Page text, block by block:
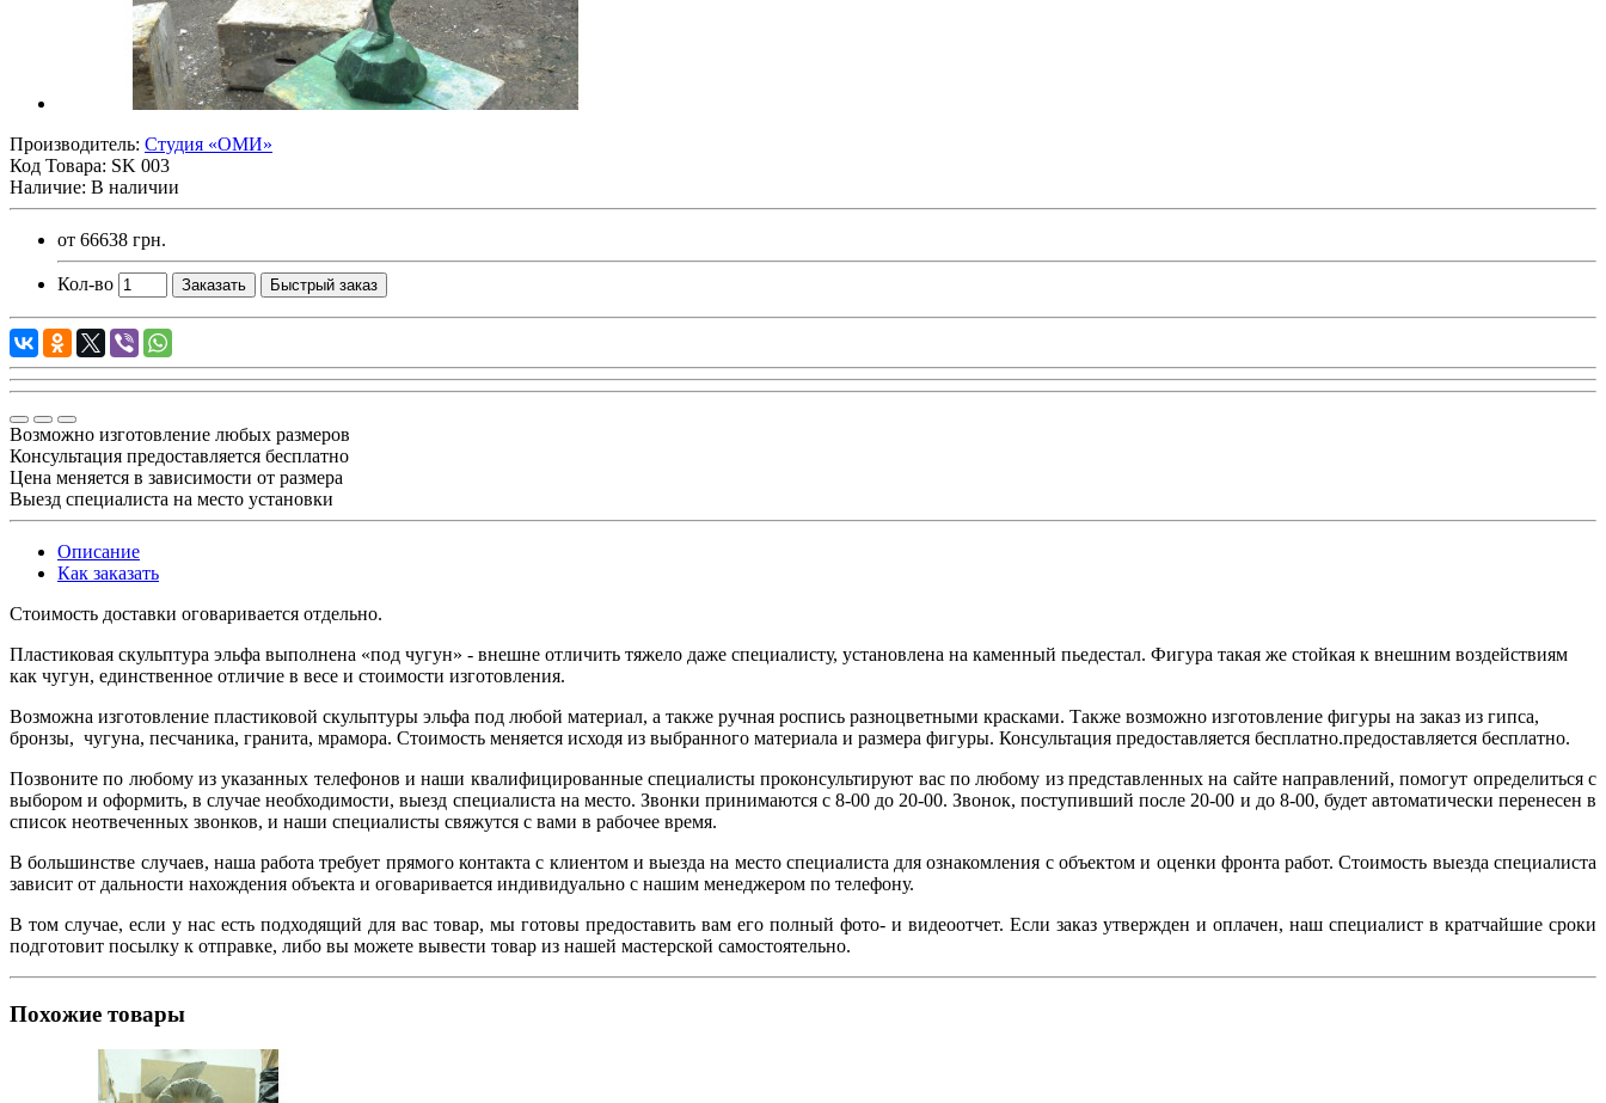
Производитель: Студия «ОМИ»
Код Товара: SK 003
Наличие: В наличии
от 66638 грн.
Кол-во Заказать Быстрый заказ
Возможно изготовление любых размеров
Консультация предоставляется бесплатно
Цена меняется в зависимости от размера
Выезд специалиста на место установки
Описание
Как заказать
Стоимость доставки оговаривается отдельно.
Пластиковая скульптура эльфа выполнена «под чугун» - внешне отличить тяжело даже специалисту, установлена на каменный пьедестал. Фигура такая же стойкая к внешним воздействиям
как чугун, единственное отличие в весе и стоимости изготовления.
Возможна изготовление пластиковой скульптуры эльфа под любой материал, а также ручная роспись разноцветными красками. Также возможно изготовление фигуры на заказ из гипса,
бронзы, чугуна, песчаника, гранита, мрамора. Стоимость меняется исходя из выбранного материала и размера фигуры. Консультация предоставляется бесплатно.предоставляется бесплатно.
Позвоните по любому из указанных телефонов и наши квалифицированные специалисты проконсультируют вас по любому из представленных на сайте направлений, помогут определиться с
выбором и оформить, в случае необходимости, выезд специалиста на место. Звонки принимаются с 8-00 до 20-00. Звонок, поступивший после 20-00 и до 8-00, будет автоматически перенесен в
список неотвеченных звонков, и наши специалисты свяжутся с вами в рабочее время.
В большинстве случаев, наша работа требует прямого контакта с клиентом и выезда на место специалиста для ознакомления с объектом и оценки фронта работ. Стоимость выезда специалиста
зависит от дальности нахождения объекта и оговаривается индивидуально с нашим менеджером по телефону.
В том случае, если у нас есть подходящий для вас товар, мы готовы предоставить вам его полный фото- и видеоотчет. Если заказ утвержден и оплачен, наш специалист в кратчайшие сроки
подготовит посылку к отправке, либо вы можете вывести товар из нашей мастерской самостоятельно.
Похожие товары